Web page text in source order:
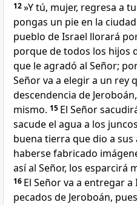
12»Y tú, mujer, regresa a
pongas un pie en la
pueblo de Israel llorará
porque de todos los hijos
que le agradó al Señor;
Señor va a elegir a un rey
descendencia de
mismo. 15 El Señor
sacude el agua a los
buena tierra que dio a
haberse fabricado
así al Señor, los esparcirá
16 El Señor va a entregar
pecados de Jeroboán,